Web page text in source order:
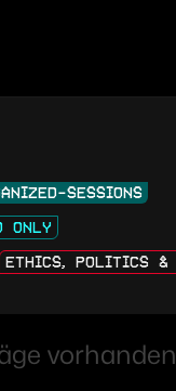
SESSIONS
ONLY
ETHICS, POLITICS &